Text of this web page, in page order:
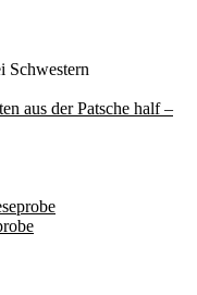
Schwestern
aus der Patsche half –